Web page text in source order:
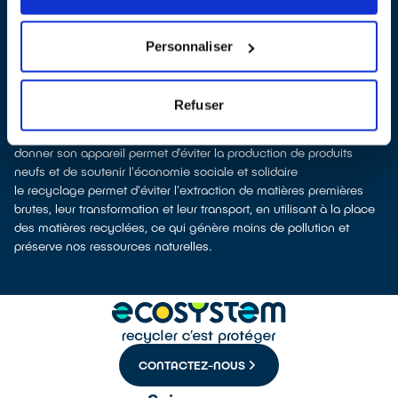
Personnaliser
Refuser
À Oberhausbergen, les points de collecte, partenaires
, nous remettent ensuite les équipements collectés
afin que nous procédions à leur dépollution et leur recyclage.
Recycler c’est protéger la santé, l'environnement et les
La production d’équipements électriques neufs est émettrice de
pollution et consommatrice de ressources naturelles.
donner son appareil permet d’éviter la production de produits
neufs et de soutenir l'économie sociale et solidaire
le recyclage permet d'éviter l'extraction de matières premières
brutes, leur transformation et leur transport, en utilisant à la place
des matières recyclées, ce qui génère moins de pollution et
préserve nos ressources naturelles.
CONTACTEZ-NOUS